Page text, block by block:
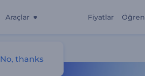
Araçlar Fiyatlar Öğren
No, thanks